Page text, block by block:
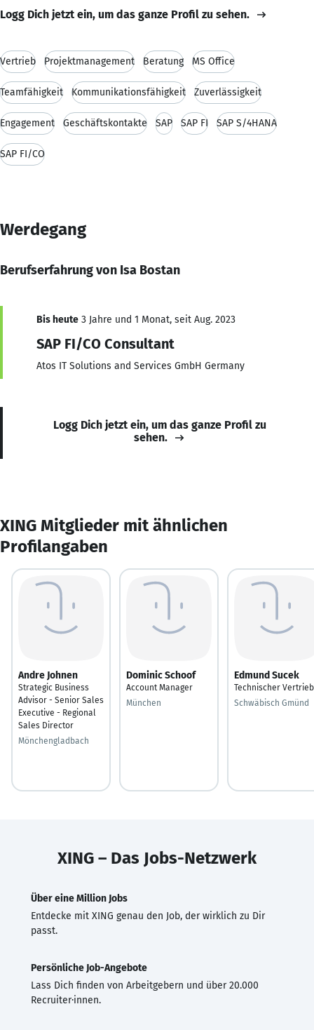
Logg Dich jetzt ein, um das ganze Profil zu sehen.
Vertrieb Projektmanagement Beratung MS Office
Teamfähigkeit Kommunikationsfähigkeit Zuverlässigkeit
Engagement Geschäftskontakte SAP SAP FI SAP S/4HANA
SAP FI/CO
Werdegang
Berufserfahrung von Isa Bostan
Bis heute 3 Jahre und 1 Monat, seit Aug. 2023
SAP FI/CO Consultant
Atos IT Solutions and Services GmbH Germany
Logg Dich jetzt ein, um das ganze Profil zu
sehen.
XING Mitglieder mit ähnlichen
Profilangaben
Andre Johnen
Strategic Business
Advisor - Senior Sales
Executive - Regional
Sales Director
Mönchengladbach
Dominic Schoof
Account Manager
München
Edmund Sucek
Technischer Vertrieb
Schwäbisch Gmünd
XING – Das Jobs-Netzwerk
Über eine Million Jobs
Entdecke mit XING genau den Job, der wirklich zu Dir
passt.
Persönliche Job-Angebote
Lass Dich finden von Arbeitgebern und über 20.000
Recruiter·innen.